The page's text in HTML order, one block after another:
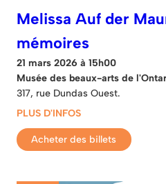
Melissa Auf der
mémoires
21 mars 2026 à 15h00
Musée des beaux-arts de
317, rue Dundas Ouest.
PLUS D'INFOS
Acheter des billets